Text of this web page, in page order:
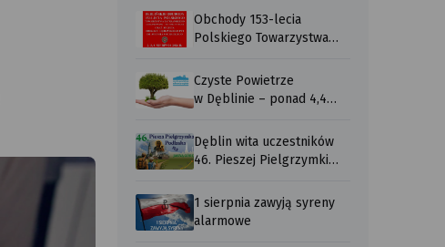
Obchody 153-lecia
Polskiego Towarzystwa
Czyste Powietrze
w Dęblinie – ponad 4,4
Dęblin wita uczestników
46. Pieszej Pielgrzymki
1 sierpnia zawyją syreny
alarmowe